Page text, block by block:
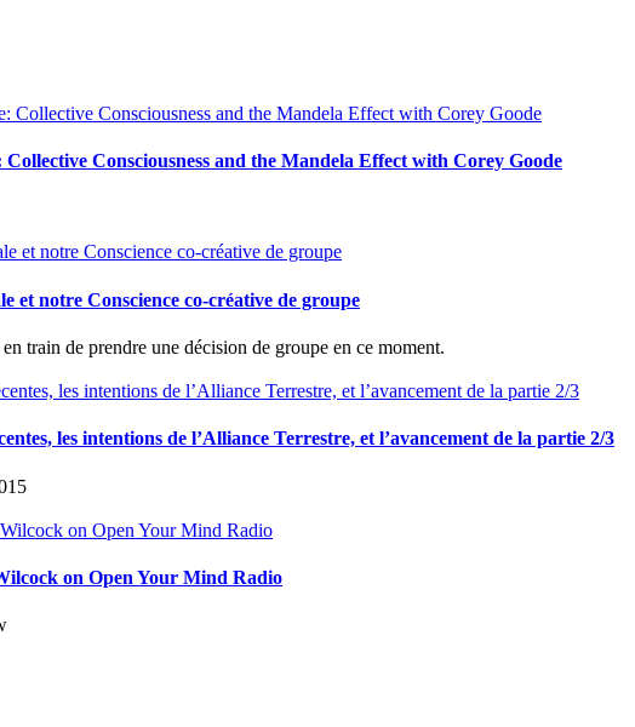
Collective Consciousness and the Mandela Effect with Corey Goode
et notre Conscience co-créative de groupe
train de prendre une décision de groupe en ce moment.
les intentions de l’Alliance Terrestre, et l’avancement de la partie 2/3
on Open Your Mind Radio